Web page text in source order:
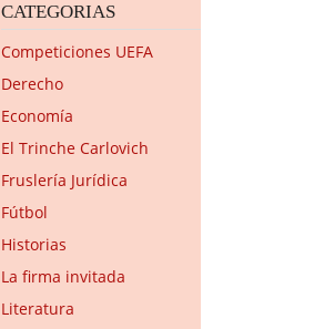
CATEGORIAS
Competiciones UEFA
Derecho
Economía
El Trinche Carlovich
Fruslería Jurídica
Fútbol
Historias
La firma invitada
Literatura